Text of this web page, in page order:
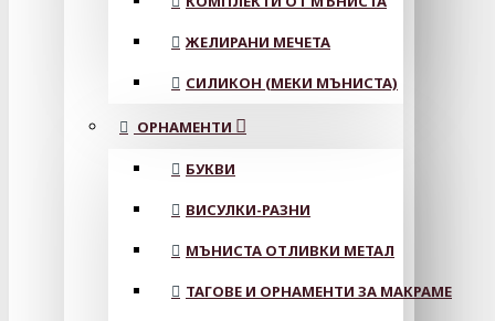
ЖЕЛИРАНИ МЕЧЕТА
СИЛИКОН (МЕКИ МЪНИСТА)
ОРНАМЕНТИ
БУКВИ
ВИСУЛКИ-РАЗНИ
МЪНИСТА ОТЛИВКИ МЕТАЛ
ТАГОВЕ И ОРНАМЕНТИ ЗА МАКРАМЕ